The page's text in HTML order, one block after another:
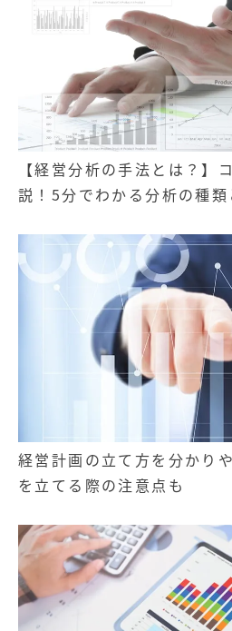
【経営分析の手法とは？】
説！5分でわかる分析の種
経営計画の立て方を分かり
を立てる際の注意点も